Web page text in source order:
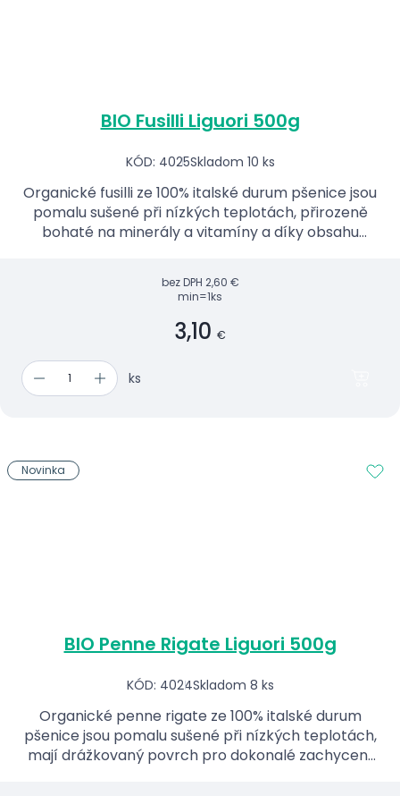
BIO Fusilli Liguori 500g
KÓD: 4025Skladom 10 ks
Organické fusilli ze 100% italské durum pšenice jsou
pomalu sušené při nízkých teplotách, přirozeně
bohaté na minerály a vitamíny a díky obsahu
bez DPH 2,60 €
min=1ks
3,10 €
ks
BIO Penne Rigate Liguori 500g
KÓD: 4024Skladom 8 ks
Organické penne rigate ze 100% italské durum
pšenice jsou pomalu sušené při nízkých teplotách,
mají drážkovaný povrch pro dokonalé zachycení
Novinka